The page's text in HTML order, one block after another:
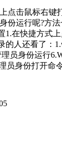
击鼠标右
运行呢?方
在快捷方式
人还看了：
员身份运行
员身份打开命